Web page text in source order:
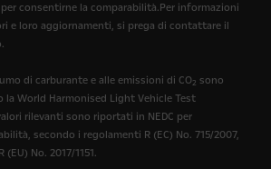
consentirne la comparabilità.Per informazioni
e loro aggiornamenti, si prega di contattare il
di carburante e alle emissioni di CO2 sono
World Harmonised Light Vehicle Test
rilevanti sono riportati in NEDC per
secondo i regolamenti R (EC) No. 715/2007,
(EU) No. 2017/1151.